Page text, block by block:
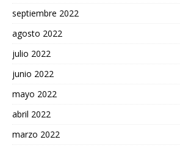
septiembre 2022
agosto 2022
julio 2022
junio 2022
mayo 2022
abril 2022
marzo 2022